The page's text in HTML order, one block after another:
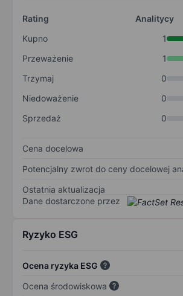
Rating
Analitycy
Kupno
1
Przeważenie
1
Trzymaj
0
Niedoważenie
0
Sprzedaż
0
Cena docelowa
Potencjalny zwrot do ceny docelowej
Ostatnia aktualizacja
Dane dostarczone przez
Ryzyko ESG
Ocena ryzyka ESG
Ocena środowiskowa